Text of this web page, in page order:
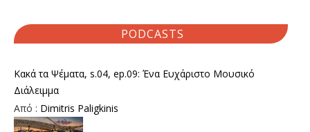
PODCASTS
Κακά τα Ψέματα, s.04, ep.09: Ένα Ευχάριστο Μουσικό
Διάλειμμα
Από : Dimitris Paligkinis